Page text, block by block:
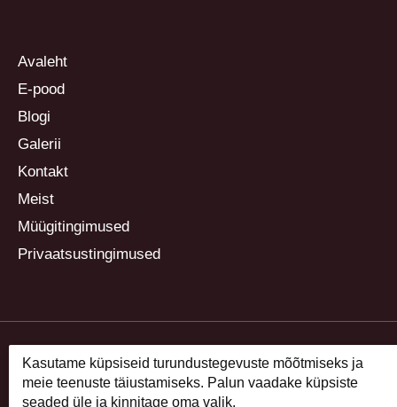
Avaleht
E-pood
Blogi
Galerii
Kontakt
Meist
Müügitingimused
Privaatsustingimused
Kasutame küpsiseid turundustegevuste mõõtmiseks ja
meie teenuste täiustamiseks. Palun vaadake küpsiste
seaded üle ja kinnitage oma valik.